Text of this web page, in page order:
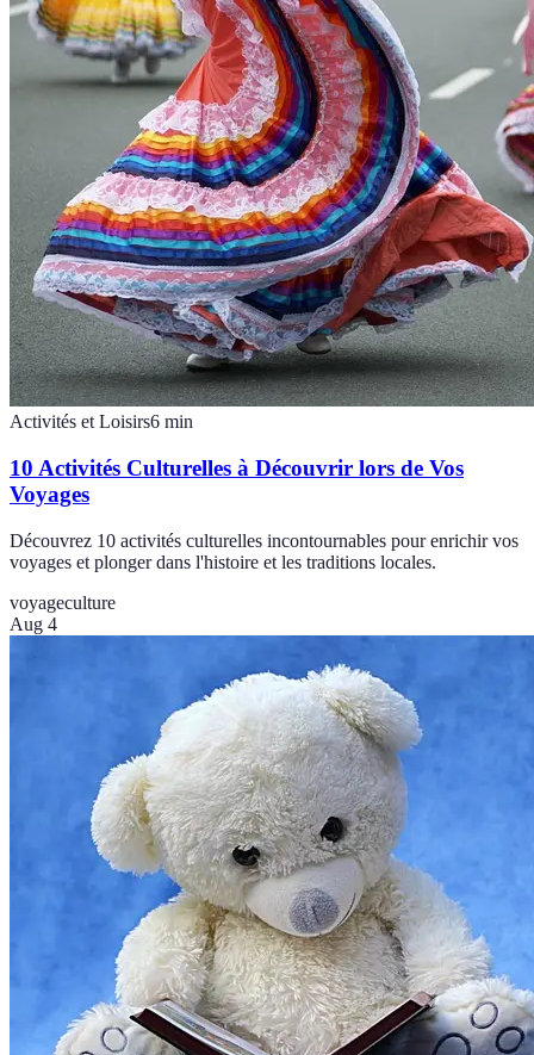
Activités et Loisirs6 min
10 Activités Culturelles à Découvrir lors de Vos
Voyages
Découvrez 10 activités culturelles incontournables pour enrichir vos
voyages et plonger dans l'histoire et les traditions locales.
voyageculture
Aug 4